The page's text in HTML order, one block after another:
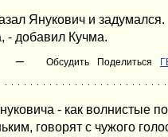
Янукович и задумался.
- добавил Кучма.
– Обсудить Поделиться
- как волнистые
говорят с чужого